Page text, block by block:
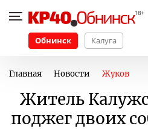
Обнинск Калуга
Главная Новости Жуков
Житель
поджег двоих